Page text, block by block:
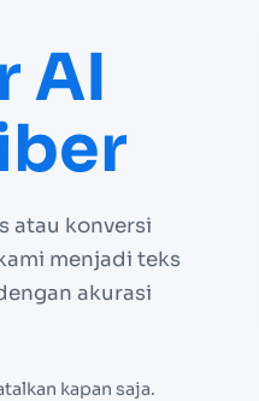
AI
atau konversi
menjadi teks
akurasi
kapan saja.